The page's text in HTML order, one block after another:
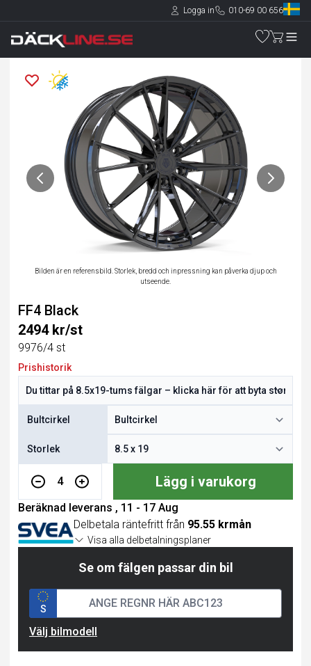
Logga in 010-69 00 656
Bilden är en referensbild. Storlek, bredd och inpressning kan påverka djup och
utseende.
FF4 Black
2494 kr/st
9976/4 st
Prishistorik
Bultcirkel
Storlek
4 Lägg i varukorg
Beräknad leverans , 11 - 17 Aug
Delbetala räntefritt från 95.55 krmån
Visa alla delbetalningsplaner
Se om fälgen passar din bil
S
Välj bilmodell